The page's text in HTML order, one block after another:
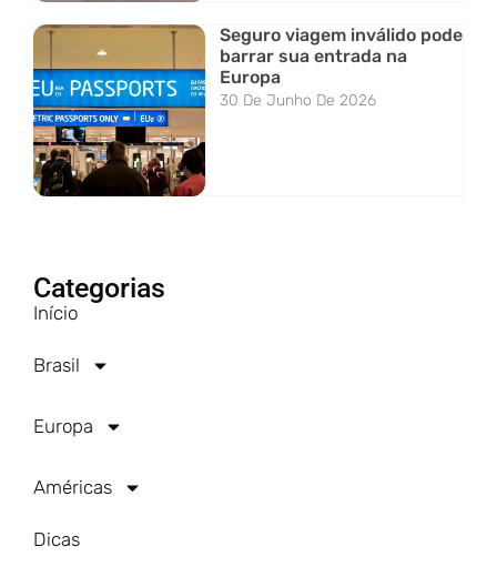
Seguro viagem inválido pode
barrar sua entrada na
Europa
30 De Junho De 2026
Categorias
Início
Brasil
Europa
Américas
Dicas